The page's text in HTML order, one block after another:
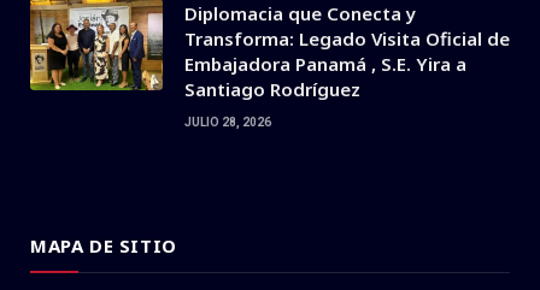
Diplomacia que Conecta y
Transforma: Legado Visita Oficial de
Embajadora Panamá , S.E. Yira a
Santiago Rodríguez
JULIO 28, 2026
MAPA DE SITIO